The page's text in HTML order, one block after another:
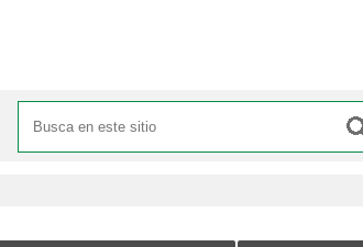
Formulario de búsqueda
Buscar